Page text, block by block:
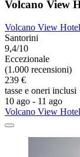
Volcano View
Volcano View
Santorini
9,4/10
Eccezionale
(1.000 recensioni)
239 €
tasse e oneri inclusi
10 ago - 11 ago
Volcano View